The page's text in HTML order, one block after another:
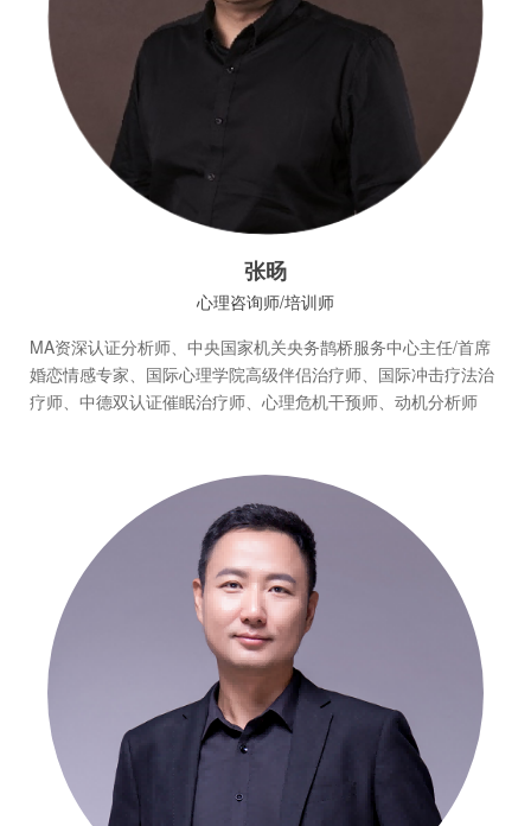
张旸
心理咨询师/培训师
MA资深认证分析师、中央国家机关央务鹊桥服务中心主任/首席
婚恋情感专家、国际心理学院高级伴侣治疗师、国际冲击疗法治
疗师、中德双认证催眠治疗师、心理危机干预师、动机分析师